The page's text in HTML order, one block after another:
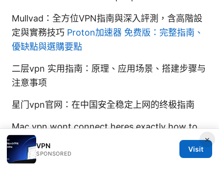
Mullvad：全方位VPN指南與深入評測，含高階設
定與實務技巧 Proton加速器 免费版：完整指南、
優缺點與選購要點
二层vpn 实用指南：原理、应用场景、搭建步骤与
注意事项
星门vpn官网：在中国安全稳定上网的终极指南
Mac vpn wont connect heres exactly how to
fix it
×
VPN
SPONSORED
Visit